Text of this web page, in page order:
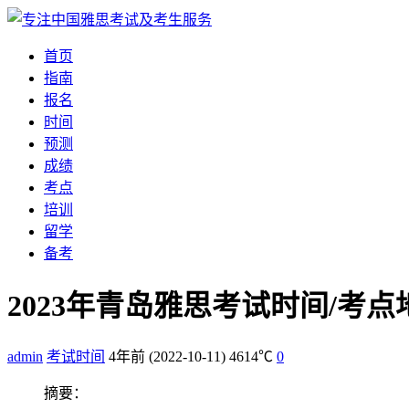
首页
指南
报名
时间
预测
成绩
考点
培训
留学
备考
2023年青岛雅思考试时间/考点
admin 考试时间 4年前 (2022-10-11) 4614℃ 0
摘要：